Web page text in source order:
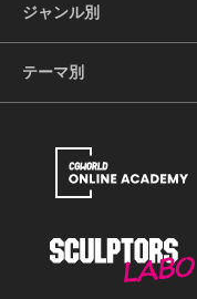
ジャンル別
テーマ別